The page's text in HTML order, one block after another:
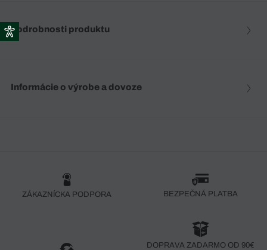
Podrobnosti produktu
Informácie o výrobe a dovoze
ZÁKAZNÍCKA PODPORA BEZPEČNÁ PLATBA
DOPRAVA ZADARMO OD 90€